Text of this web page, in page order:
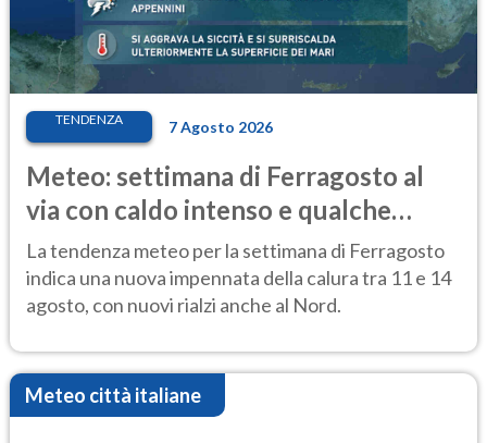
TENDENZA 7 Agosto 2026
Meteo: settimana di Ferragosto al
via con caldo intenso e qualche
temporale
La tendenza meteo per la settimana di Ferragosto
indica una nuova impennata della calura tra 11 e 14
agosto, con nuovi rialzi anche al Nord.
Meteo città italiane